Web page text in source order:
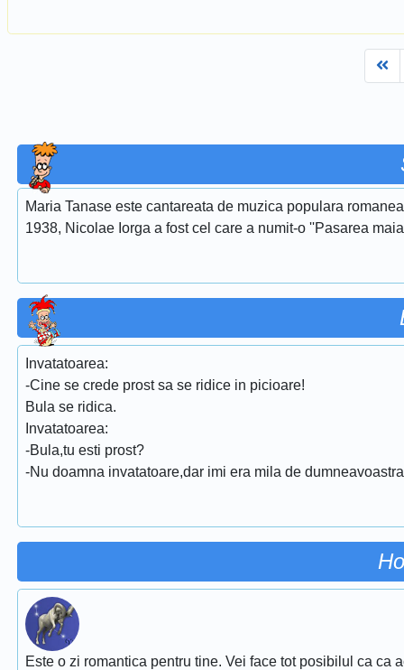
Maria Tanase este cantareata de muzica populara
1938, Nicolae Iorga a fost cel care a numit-o ''Pasarea
Invatatoarea:
-Cine se crede prost sa se ridice in picioare!
Bula se ridica.
Invatatoarea:
-Bula,tu esti prost?
-Nu doamna invatatoare,dar imi era mila de
Este o zi romantica pentru tine. Vei face tot posibilul ca ca